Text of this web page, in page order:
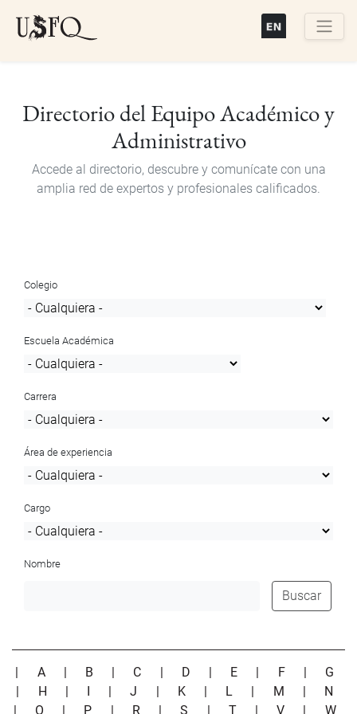
Directorio del Equipo Académico y
Administrativo
Accede al directorio, descubre y comunícate con una
amplia red de expertos y profesionales calificados.
Colegio
Escuela Académica
Carrera
Área de experiencia
Cargo
Nombre
Buscar
| A | B | C | D | E | F | G
| H | I |J | K | L | M | N
| O | P | R |S | T |V | W